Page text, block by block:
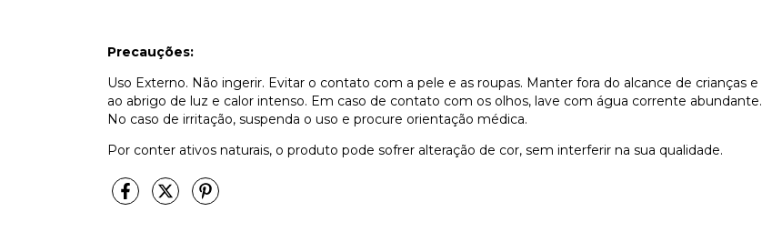
Precauções:
Uso Externo. Não ingerir. Evitar o contato com a pele e as roupas. Manter fora do alcance de crianças e
ao abrigo de luz e calor intenso. Em caso de contato com os olhos, lave com água corrente abundante.
No caso de irritação, suspenda o uso e procure orientação médica.
Por conter ativos naturais, o produto pode sofrer alteração de cor, sem interferir na sua qualidade.